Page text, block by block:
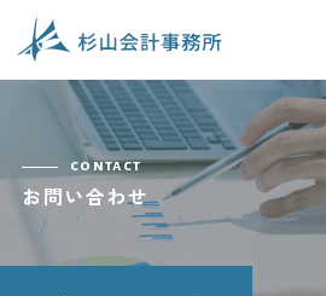
contact
お問い合わせ